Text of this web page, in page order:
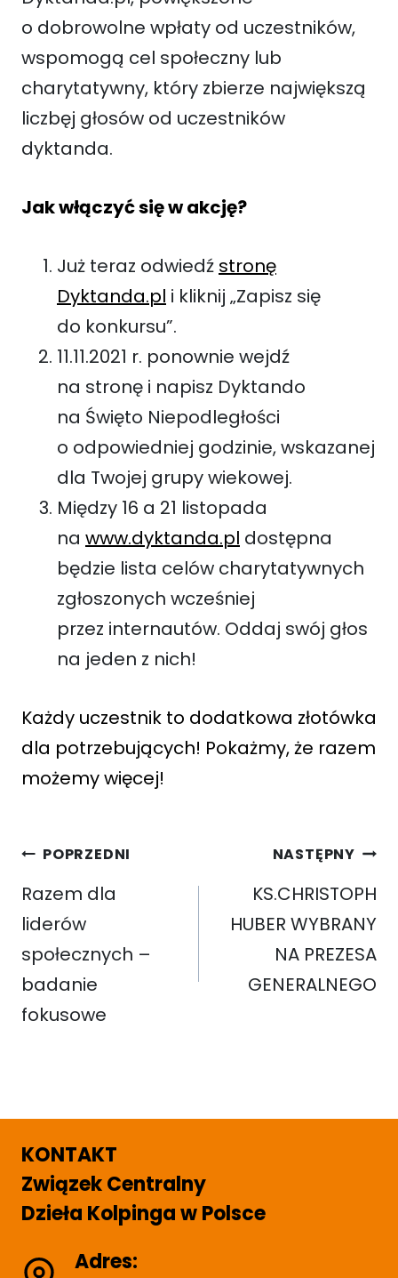
o dobrowolne wpłaty od uczestników,
wspomogą cel społeczny lub
charytatywny, który zbierze największą
liczbęj głosów od uczestników
dyktanda.
Jak włączyć się w akcję?
Już teraz odwiedź stronę
Dyktanda.pl i kliknij „Zapisz się
do konkursu”.
11.11.2021 r. ponownie wejdź
na stronę i napisz Dyktando
na Święto Niepodległości
o odpowiedniej godzinie, wskazanej
dla Twojej grupy wiekowej.
Między 16 a 21 listopada
na www.dyktanda.pl dostępna
będzie lista celów charytatywnych
zgłoszonych wcześniej
przez internautów. Oddaj swój głos
na jeden z nich!
Każdy uczestnik to dodatkowa złotówka
dla potrzebujących! Pokażmy, że razem
możemy więcej!
Nawigacja
wpisu
POPRZEDNI
Razem dla
liderów
społecznych –
badanie
fokusowe
NASTĘPNY
KS.CHRISTOPH
HUBER WYBRANY
NA PREZESA
GENERALNEGO
KONTAKT
Związek Centralny
Dzieła Kolpinga w Polsce
Adres: